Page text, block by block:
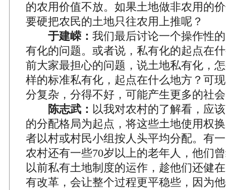
的农用价值不放。如果土地做非农用的
要硬把农民的土地只往农用上推呢？
于建嵘： 我们最后讨论一个操作性
有化的问题。或者说，私有化的起点在
前大家最担心的问题，说土地私有化，
样的标准私有化，起点在什么地方？可
分复杂，分得不好，可能产生更多的社
陈志武： 以我对农村的了解看，应
的分配格局为起点，将这些土地使用权
者以村或村民小组按人头平均分配。有
农村还有一些70岁以上的老年人，他们
以前私有土地制度的运作，趁他们还健
有改革，会让整个过程更平稳些，因为